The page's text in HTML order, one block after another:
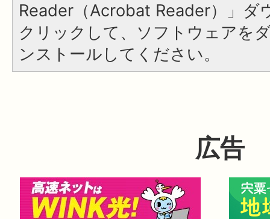
Reader（Acrobat Reader）」ダ
クリックして、ソフトウェアを
ンストールしてください。
広告